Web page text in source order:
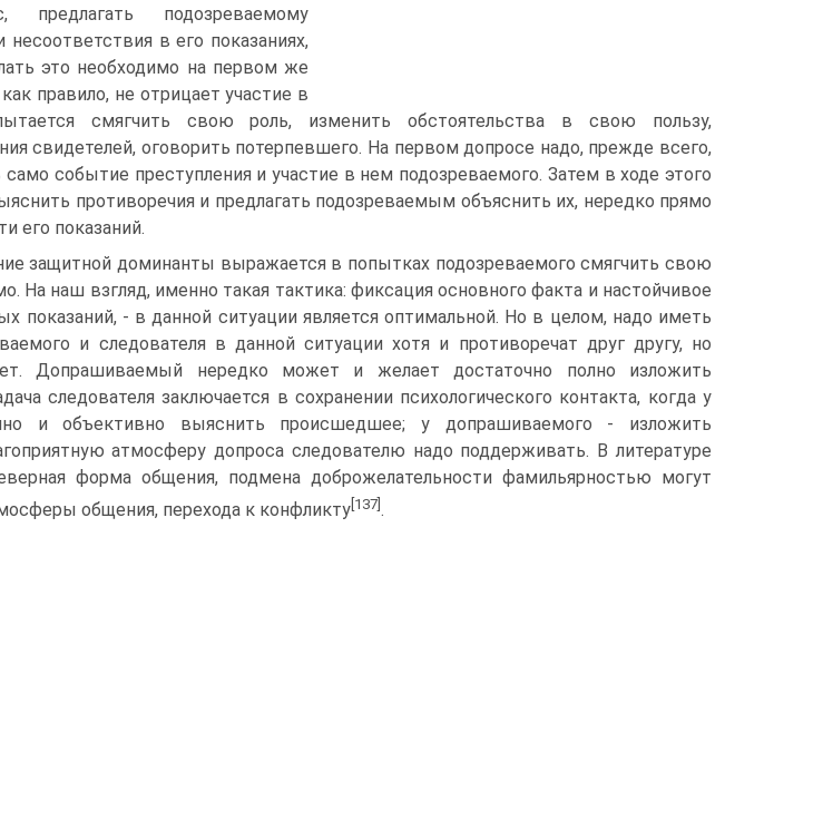
предлагать подозреваемому
в его показаниях,
это необходимо на первом же
правило, не отрицает участие в
смягчить свою роль, изменить обстоятельства в свою пользу,
свидетелей, оговорить потерпевшего. На первом допросе надо, прежде всего,
событие преступления и участие в нем подозреваемого. Затем в ходе этого
противоречия и предлагать подозреваемым объяснить их, нередко прямо
его показаний.
защитной доминанты выражается в попытках подозреваемого смягчить свою
На наш взгляд, именно такая тактика: фиксация основного факта и настойчивое
показаний, - в данной ситуации является оптимальной. Но в целом, надо иметь
и следователя в данной ситуации хотя и противоречат друг другу, но
Допрашиваемый нередко может и желает достаточно полно изложить
следователя заключается в сохранении психологического контакта, когда у
и объективно выяснить происшедшее; у допрашиваемого - изложить
атмосферу допроса следователю надо поддерживать. В литературе
форма общения, подмена доброжелательности фамильярностью могут
общения, перехода к конфликту [137] .